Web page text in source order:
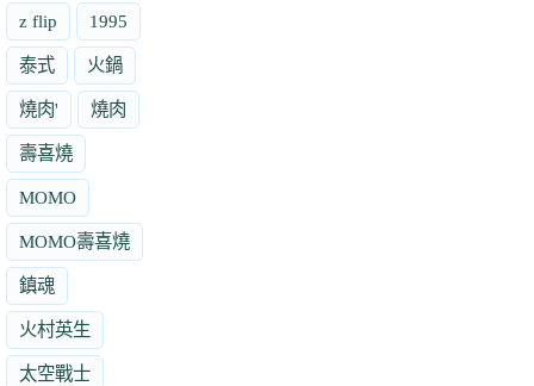
z flip 1995
泰式 火鍋
燒肉' 燒肉
壽喜燒
MOMO
MOMO壽喜燒
鎮魂
火村英生
太空戰士